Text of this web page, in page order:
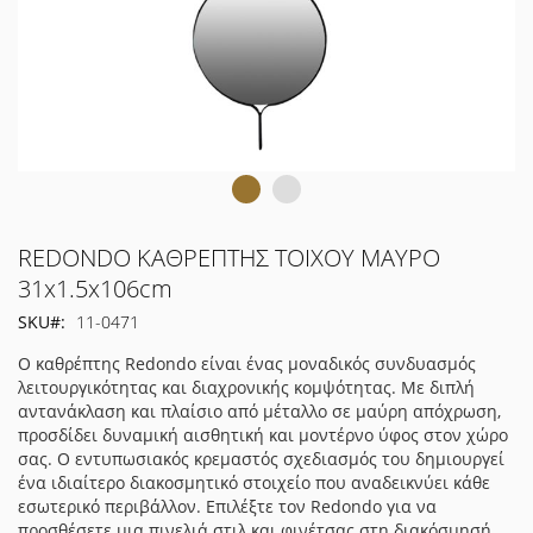
Μετάβαση
στην
αρχή
της
εικόνων
REDONDO ΚΑΘΡΕΠΤΗΣ ΤΟΙΧΟΥ ΜΑΥΡΟ
31x1.5x106cm
SKU
11-0471
Ο καθρέπτης Redondo είναι ένας μοναδικός συνδυασμός
λειτουργικότητας και διαχρονικής κομψότητας. Με διπλή
αντανάκλαση και πλαίσιο από μέταλλο σε μαύρη απόχρωση,
προσδίδει δυναμική αισθητική και μοντέρνο ύφος στον χώρο
σας. Ο εντυπωσιακός κρεμαστός σχεδιασμός του δημιουργεί
ένα ιδιαίτερο διακοσμητικό στοιχείο που αναδεικνύει κάθε
εσωτερικό περιβάλλον. Επιλέξτε τον Redondo για να